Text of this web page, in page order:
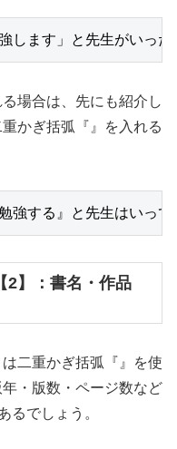
します」と先生がいった
場合は、先にも紹介し
かぎ括弧『』を入れる
強する』と先生はいっ
2】：書名・作品
二重かぎ括弧『』を使
・版数・ページ数など
るでしょう。